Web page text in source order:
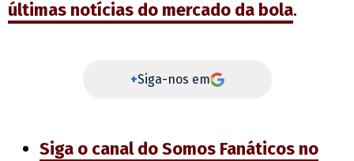
últimas notícias do mercado da bola.
+Siga-nos em
Siga o canal do Somos Fanáticos no